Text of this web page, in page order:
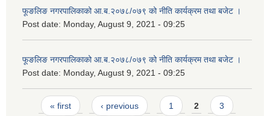
फूङलिङ नगरपालिकाको आ.ब.२०७८/०७९ को नीति कार्यक्रम तथा बजेट ।
Post date: Monday, August 9, 2021 - 09:25
फूङलिङ नगरपालिकाको आ.ब.२०७८/०७९ को नीति कार्यक्रम तथा बजेट ।
Post date: Monday, August 9, 2021 - 09:25
Pages
« first ‹ previous 1 2 3